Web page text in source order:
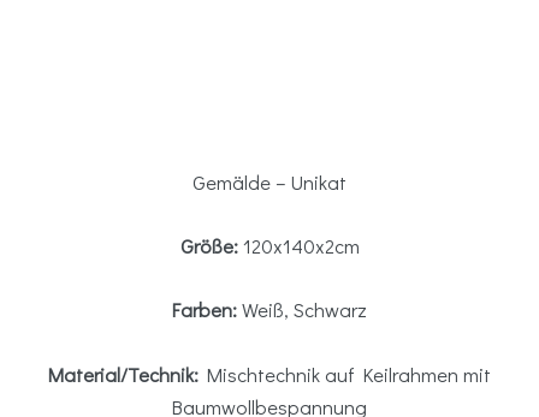
Gemälde – Unikat
Größe:120x140x2cm
Farben:Weiß, Schwarz
Material/Technik: Mischtechnik auf Keilrahmen mit
Baumwollbespannung